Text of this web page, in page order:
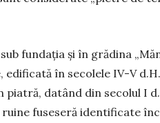
funda­ția și în grădina
edi­ficată în secolele IV-V
piatră, datând din se­co­lul I
fu­se­seră identificate